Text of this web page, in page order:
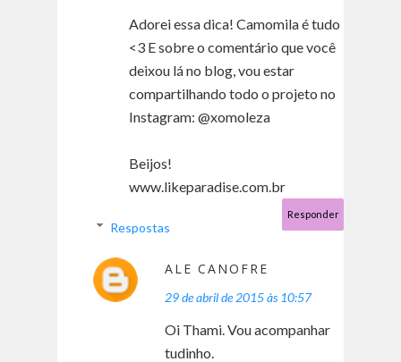
Adorei essa dica! Camomila é tudo
<3 E sobre o comentário que você
deixou lá no blog, vou estar
compartilhando todo o projeto no
Instagram: @xomoleza
Beijos!
www.likeparadise.com.br
Responder
Respostas
ALE CANOFRE
29 de abril de 2015 às 10:57
Oi Thami. Vou acompanhar
tudinho.